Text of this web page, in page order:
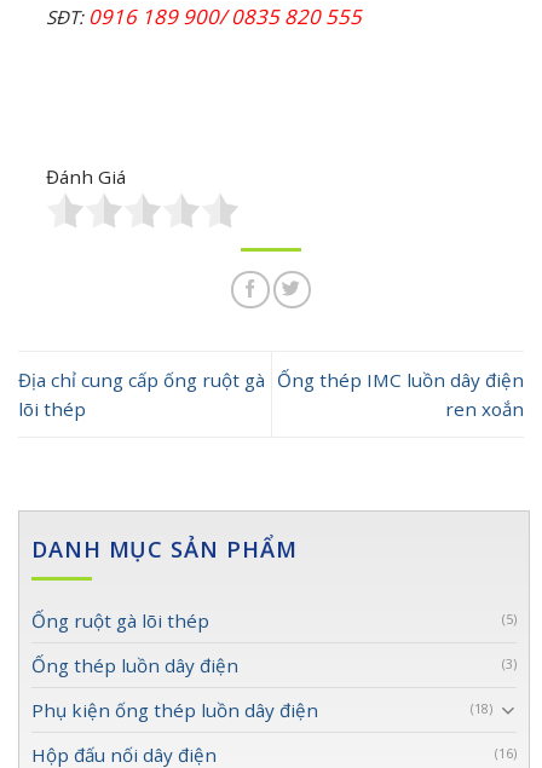
DANH MỤC SẢN PHẨM
Ống ruột gà lõi thép (5)
Ống thép luồn dây điện (3)
Phụ kiện ống thép luồn dây điện (18)
Hộp đấu nối dây điện (16)
SĐT: 0916 189 900/ 0835 820 555
Đánh Giá
Địa chỉ cung cấp ống ruột gà
lõi thép
Ống thép IMC luồn dây điện
ren xoắn